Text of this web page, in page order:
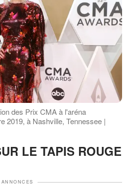
des Prix CMA à l'aréna
2019, à Nashville, Tennessee |
LE TAPIS ROUGE​​​​​​​
ANNONCES